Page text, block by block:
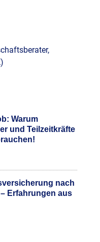
Warum
und Teilzeitkräfte
nach
Erfahrungen aus